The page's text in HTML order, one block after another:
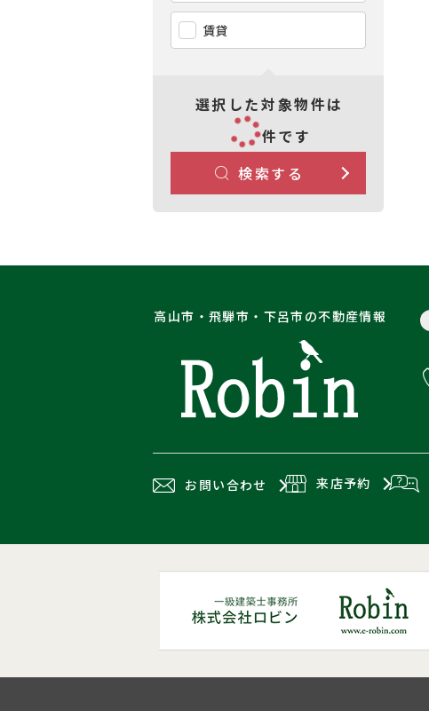
賃貸
選択した対象物件は
件です
検索する
高山市・飛騨市・下呂市の不動産情報
お問い合わせ 来店予約